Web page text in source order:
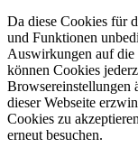
Da diese Cookies für
und Funktionen
Auswirkungen auf die
können Cookies
Browsereinstellungen
dieser Webseite
Cookies zu
erneut besuchen.